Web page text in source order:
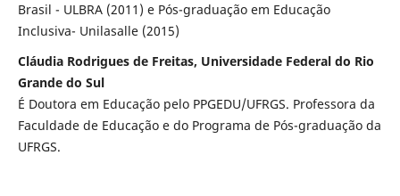
Brasil - ULBRA (2011) e Pós-graduação em Educação
Inclusiva- Unilasalle (2015)
Cláudia Rodrigues de Freitas, Universidade Federal do Rio
Grande do Sul
É Doutora em Educação pelo PPGEDU/UFRGS. Professora da
Faculdade de Educação e do Programa de Pós-graduação da
UFRGS.